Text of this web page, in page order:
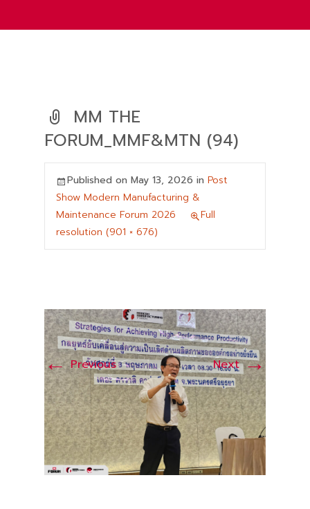
MM THE
FORUM_MMF&MTN (94)
Published on May 13, 2026 in Post
Show Modern Manufacturing &
Maintenance Forum 2026
Full
resolution (901 × 676)
←Previous Next→